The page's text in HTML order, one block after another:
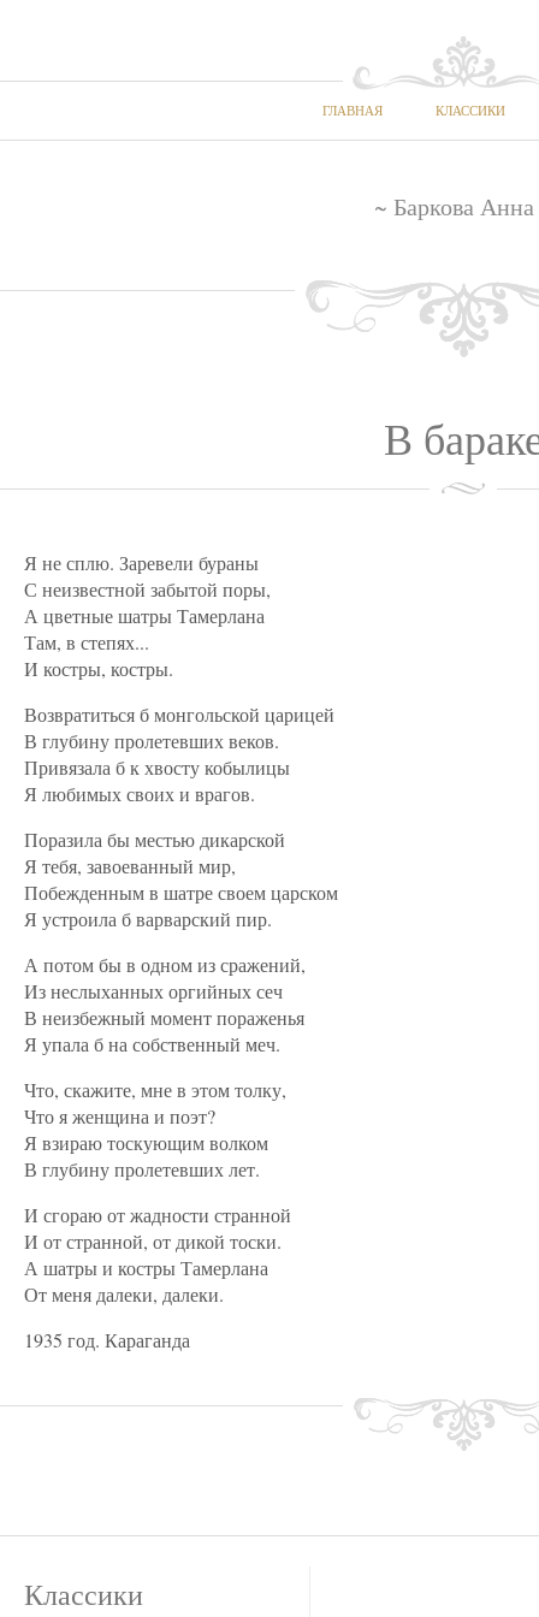
ГЛАВНАЯ КЛАССИКИ
~ Баркова
В
Я не сплю. Заревели бураны
С неизвестной забытой поры,
А цветные шатры Тамерлана
Там, в степях...
И костры, костры.
Возвратиться б монгольской царицей
В глубину пролетевших веков.
Привязала б к хвосту кобылицы
Я любимых своих и врагов.
Поразила бы местью дикарской
Я тебя, завоеванный мир,
Побежденным в шатре своем царском
Я устроила б варварский пир.
А потом бы в одном из сражений,
Из неслыханных оргийных сеч
В неизбежный момент пораженья
Я упала б на собственный меч.
Что, скажите, мне в этом толку,
Что я женщина и поэт?
Я взираю тоскующим волком
В глубину пролетевших лет.
И сгораю от жадности странной
И от странной, от дикой тоски.
А шатры и костры Тамерлана
От меня далеки, далеки.
1935 год. Караганда
Классики